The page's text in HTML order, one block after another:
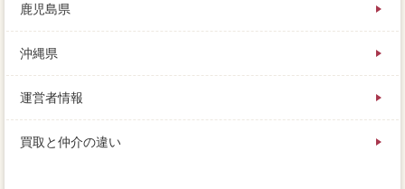
鹿児島県
沖縄県
運営者情報
買取と仲介の違い